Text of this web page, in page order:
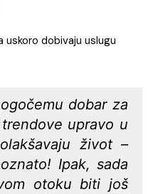
dobar za
upravo u
život –
Ipak, sada
otoku biti još